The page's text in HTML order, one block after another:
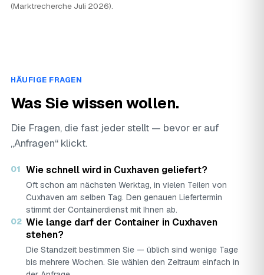
(Marktrecherche Juli 2026).
HÄUFIGE FRAGEN
Was Sie wissen wollen.
Die Fragen, die fast jeder stellt — bevor er auf
„Anfragen“ klickt.
01 Wie schnell wird in Cuxhaven geliefert?
Oft schon am nächsten Werktag, in vielen Teilen von
Cuxhaven am selben Tag. Den genauen Liefertermin
stimmt der Containerdienst mit Ihnen ab.
02 Wie lange darf der Container in Cuxhaven
stehen?
Die Standzeit bestimmen Sie — üblich sind wenige Tage
bis mehrere Wochen. Sie wählen den Zeitraum einfach in